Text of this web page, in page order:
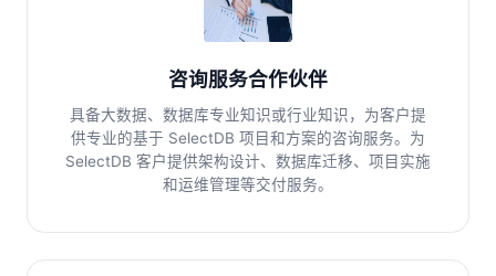
咨询服务合作伙伴
具备大数据、数据库专业知识或行业知识，为客户提
供专业的基于 SelectDB 项目和方案的咨询服务。为
SelectDB 客户提供架构设计、数据库迁移、项目实施
和运维管理等交付服务。